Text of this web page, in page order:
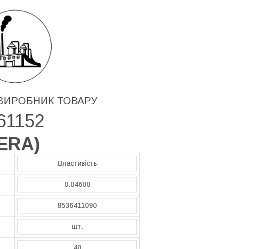
ТОВАРУ
)
Властивість
0.04600
8536411090
шт.
40